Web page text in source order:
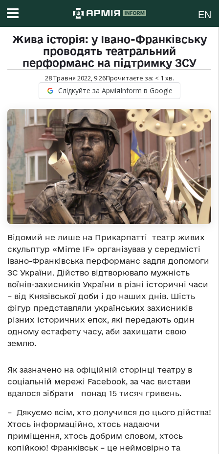
EN
Жива історія: у Івано-Франківську
проводять театральний
перформанс на підтримку ЗСУ
28 Травня 2022, 9:26Прочитаєте за: < 1 хв.
Слідкуйте за АрміяInform в Google
Відомий не лише на Прикарпатті театр живих
скульптур «Mime IF» організував у середмісті
Івано-Франківська перформанс задля допомоги
ЗС України. Дійство відтворювало мужність
воїнів-захисників України в різні історичні часи
– від Князівської доби і до наших днів. Шість
фігур представляли українських захисників
різних історичних епох, які передають один
одному естафету часу, аби захищати свою
землю.
Як зазначено на офіційній сторінці театру в
соціальній мережі Facebook, за час вистави
вдалося зібрати понад 15 тисяч гривень.
– Дякуємо всім, хто долучився до цього дійства!
Хтось інформаційно, хтось надаючи
приміщення, хтось добрим словом, хтось
копійкою! Франківськ – це неймовірно та